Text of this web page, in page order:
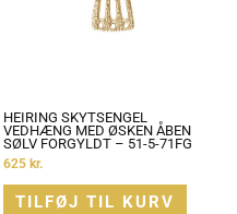
HEIRING SKYTSENGEL
VEDHÆNG MED ØSKEN ÅBEN
SØLV FORGYLDT – 51-5-71FG
625 kr.
TILFØJ TIL KURV